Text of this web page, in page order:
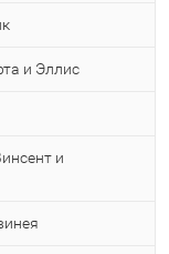
и Эллис
и